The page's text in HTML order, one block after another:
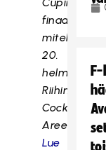
finaalit
mitellään
20.
helmikuuta
Riihimäen
Cocks
Areenalla.
Lue